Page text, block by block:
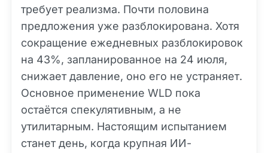
требует реализма. Почти половина
предложения уже разблокирована. Хотя
сокращение ежедневных разблокировок
на 43%, запланированное на 24 июля,
снижает давление, оно его не устраняет.
Основное применение WLD пока
остаётся спекулятивным, а не
утилитарным. Настоящим испытанием
станет день, когда крупная ИИ-